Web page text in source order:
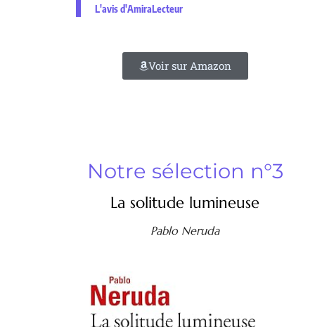
L'avis d'AmiraLecteur
Voir sur Amazon
Notre sélection n°3
La solitude lumineuse
Pablo Neruda